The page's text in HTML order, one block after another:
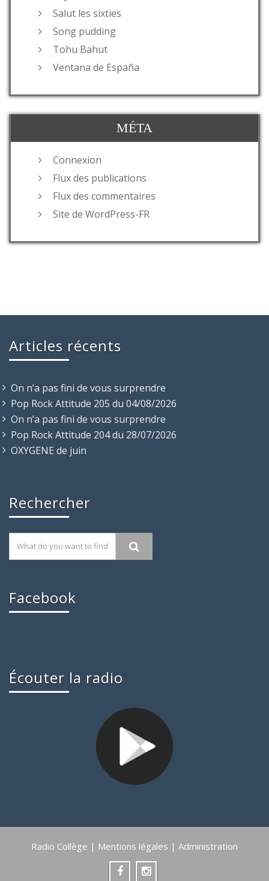
Salut les sixties
Song pudding
Tohu Bahut
Ventana de España
MÉTA
Connexion
Flux des publications
Flux des commentaires
Site de WordPress-FR
Articles récents
On n’a pas fini de vous surprendre
Pop Rock Attitude 205 du 04/08/2026
On n’a pas fini de vous surprendre
Pop Rock Attitude 204 du 28/07/2026
OXYGENE de juin
Rechercher
Facebook
Écouter la radio
Radio Collège | Mentions légales | Administration